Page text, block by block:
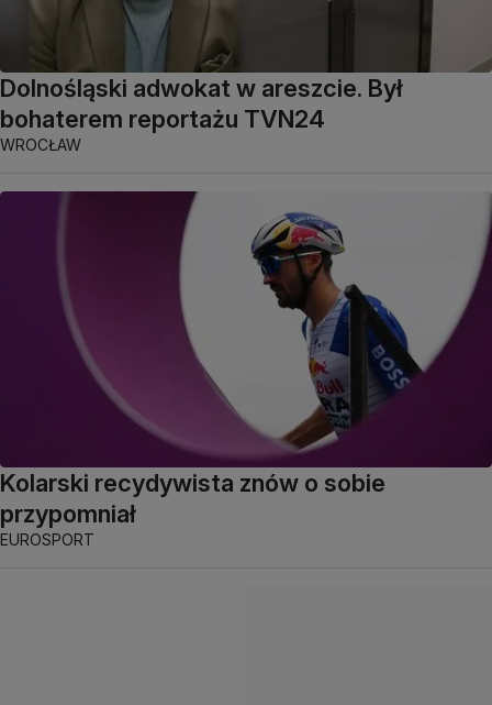
Dolnośląski adwokat w areszcie. Był
bohaterem reportażu TVN24
WROCŁAW
Kolarski recydywista znów o sobie
przypomniał
EUROSPORT